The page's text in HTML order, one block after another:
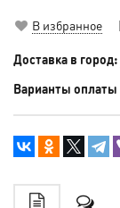
В избранное
Доставка в город:
Варианты оплаты